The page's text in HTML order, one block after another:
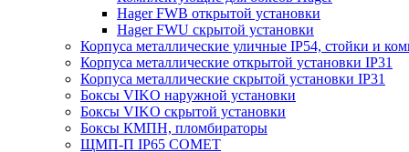
Hager FWB открытой установки
Hager FWU скрытой установки
Корпуса металлические уличные IP54, стойки и
Корпуса металлические открытой установки IP31
Корпуса металлические скрытой установки IP31
Боксы VIKO наружной установки
Боксы VIKO скрытой установки
Боксы КМПН, пломбираторы
ЩМП-П IP65 COMET